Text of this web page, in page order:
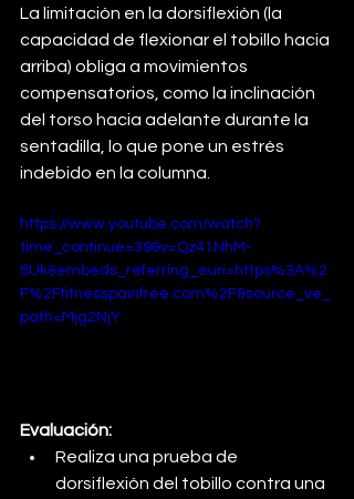
La limitación en la dorsiflexión (la
capacidad de flexionar el tobillo hacia
arriba) obliga a movimientos
compensatorios, como la inclinación
del torso hacia adelante durante la
sentadilla, lo que pone un estrés
indebido en la columna.
https://www.youtube.com/watch?
time_continue=39&v=Qz41NhM-
8Uk&embeds_referring_euri=https%3A%2
F%2Ffitnesspainfree.com%2F&source_ve_
path=Mjg2NjY
Evaluación:
Realiza una prueba de
dorsiflexión del tobillo contra una